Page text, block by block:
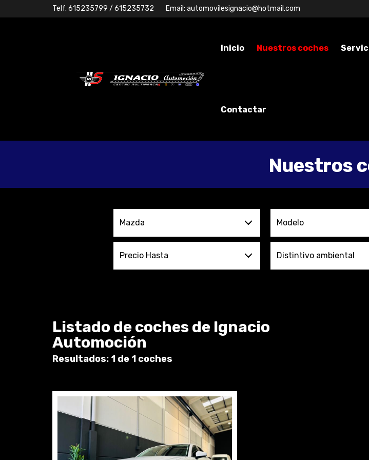
Telf. 615235799 / 615235732 Email: automovilesignacio@hotmail.com
Inicio Nuestros coches
Contactar
Nuestros
Mazda Modelo
Precio Hasta Distintivo ambiental
Listado de coches de Ignacio
Automoción
Resultados: 1 de 1 coches